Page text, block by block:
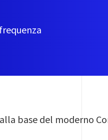
base del moderno